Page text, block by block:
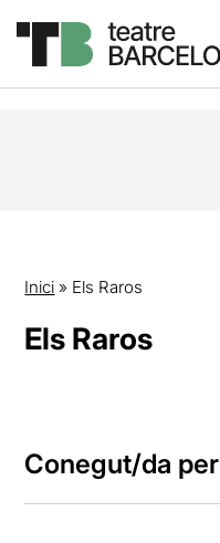
Inici » Els Raros
Els Raros
Conegut/da per